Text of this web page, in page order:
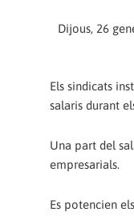
Dijous, 26
Els sindicats
salaris durant
Una part del
empresarials.
Es potencien